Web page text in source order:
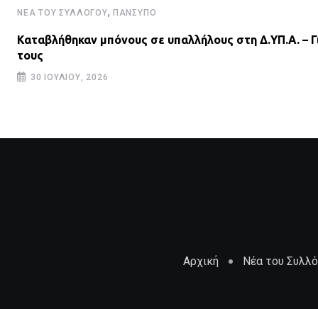
ΝΈΑ ΤΟΥ ΣΥΛΛΌΓΟΥ, ΠΑΝΣΥΠΟ
Καταβλήθηκαν μπόνους σε υπαλλήλους στη Δ.ΥΠ.Α. –
τους
30 ΙΟΥΛΊΟΥ, 2026
Αρχική Νέα του